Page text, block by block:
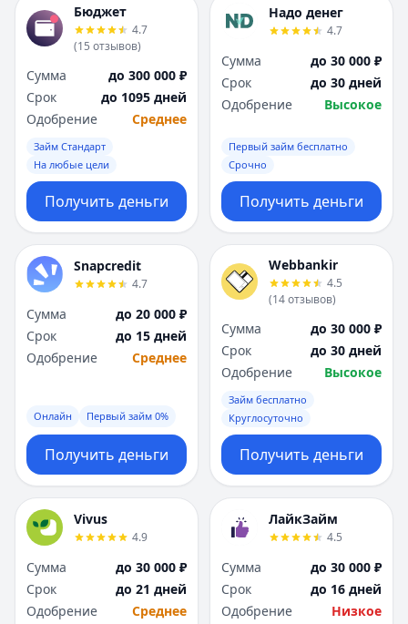
Бюджет
4.7
(15 отзывов)
Сумма
до 300 000 ₽
Срок
до 1095 дней
Одобрение
Среднее
Займ Стандарт
На любые цели
Получить деньги
Надо денег
4.7
Сумма
до 30 000 ₽
Срок
до 30 дней
Одобрение
Высокое
Первый займ бесплатно
Срочно
Получить деньги
Snapcredit
4.7
Сумма
до 20 000 ₽
Срок
до 15 дней
Одобрение
Среднее
Онлайн Первый займ 0%
Получить деньги
Webbankir
4.5
(14отзывов)
Сумма
до 30 000 ₽
Срок
до 30 дней
Одобрение
Высокое
Займ бесплатно
Круглосуточно
Получить деньги
Vivus
4.9
Сумма
до 30 000 ₽
Срок
до 21 дней
Одобрение
Среднее
ЛайкЗайм
4.5
Сумма
до 30 000 ₽
Срок
до 16 дней
Одобрение
Низкое